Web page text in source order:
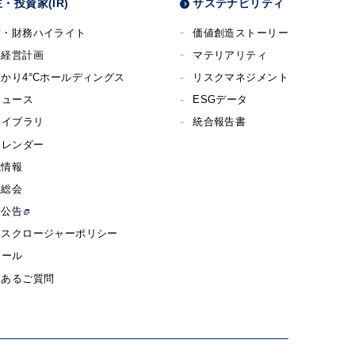
・投資家(IR)
財務ハイライト
営計画
り4°Cホールディングス
ース
ブラリ
ンダー
報
会
告
クロージャーポリシー
ル
るご質問
サステナビリティ
価値創造ストーリー
マテリアリティ
リスクマネジメント
ESGデータ
統合報告書